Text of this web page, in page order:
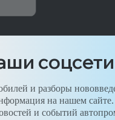
соцсети
и разборы
на нашем сайте.
и событий